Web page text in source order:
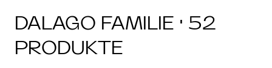
DALAGO FAMILIE · 52
PRODUKTE